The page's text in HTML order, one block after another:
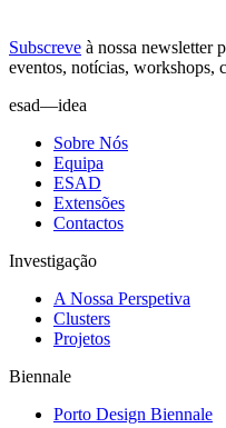
Subscreve à nossa newsletter
eventos, notícias, workshops,
esad—idea
Sobre Nós
Equipa
ESAD
Extensões
Contactos
Investigação
A Nossa Perspetiva
Clusters
Projetos
Biennale
Porto Design Biennale